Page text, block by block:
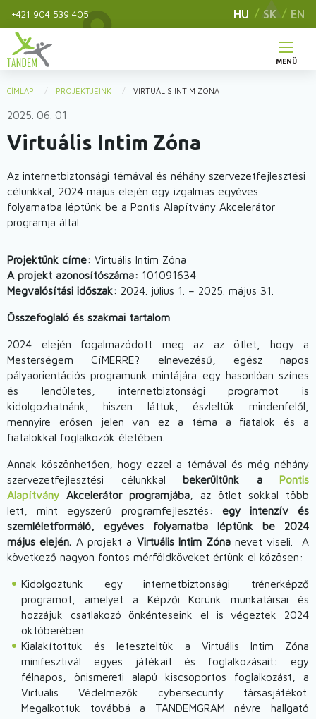
tartalomra
+421 904 539 405 HU SK EN
Main
navigation
MENÜ
here
CÍMLAP PROJEKTJEINK VIRTUÁLIS INTIM ZÓNA
2025. 06. 01
Virtuális Intim Zóna
Az internetbiztonsági témával és néhány szervezetfejlesztési
célunkkal, 2024 május elején egy izgalmas egyéves
folyamatba léptünk be a Pontis Alapítvány Akcelerátor
programja által.
Projektünk címe: Virtuális Intim Zóna
A projekt azonosítószáma: 101091634
Megvalósítási időszak: 2024. július 1. – 2025. május 31.
Összefoglaló és szakmai tartalom
2024 elején fogalmazódott meg az az ötlet, hogy a
Mesterségem CíMERRE? elnevezésű, egész napos
pályaorientációs programunk mintájára egy hasonlóan színes
és lendületes, internetbiztonsági programot is
kidolgozhatnánk, hiszen láttuk, észleltük mindenfelől,
mennyire erősen jelen van ez a téma a fiatalok és a
fiatalokkal foglalkozók életében.
Annak köszönhetően, hogy ezzel a témával és még néhány
szervezetfejlesztési célunkkal bekerültünk a Pontis
Alapítvány Akcelerátor programjába , az ötlet sokkal több
lett, mint egyszerű programfejlesztés: egy intenzív és
szemléletformáló, egyéves folyamatba léptünk be 2024
május elején. A projekt a Virtuális Intim Zóna nevet viseli. A
következő nagyon fontos mérföldköveket értünk el közösen:
Kidolgoztunk egy internetbiztonsági trénerképző
programot, amelyet a Képzői Körünk munkatársai és
hozzájuk csatlakozó önkénteseink el is végeztek 2024
októberében.
Kialakítottuk és leteszteltük a Virtuális Intim Zóna
minifesztivál egyes játékait és foglalkozásait: egy
félnapos, önismereti alapú kiscsoportos foglalkozást, a
Virtuális Védelmezők cybersecurity társasjátékot.
Megalkottuk továbbá a TANDEMGRAM névre hallgató